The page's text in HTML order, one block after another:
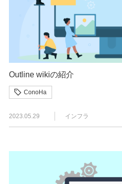
Outline wikiの紹介
ConoHa
2023.05.29 インフラ